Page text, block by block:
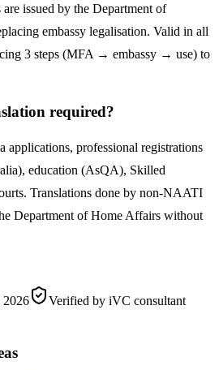
issued by the Department of
embassy legalisation. Valid in all
3 steps (MFA → embassy → use) to
required?
applications, professional registrations
education (AsQA), Skilled
Translations done by non-NAATI
Department of Home Affairs without
2026
Verified by iVC consultant